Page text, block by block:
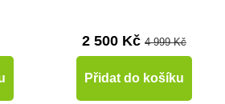
2 500 Kč 4 999 Kč
Přidat do košíku